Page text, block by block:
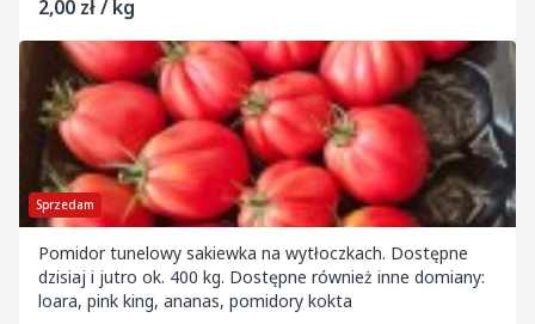
2,00 zł / kg
Sprzedam
Pomidor tunelowy sakiewka na wytłoczkach. Dostępne
dzisiaj i jutro ok. 400 kg. Dostępne również inne domiany:
loara, pink king, ananas, pomidory kokta